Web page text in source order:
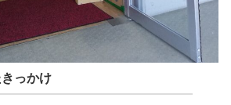
っかけ